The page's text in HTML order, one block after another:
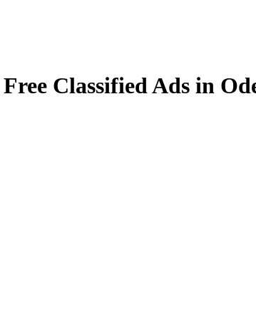
Classified Ads in